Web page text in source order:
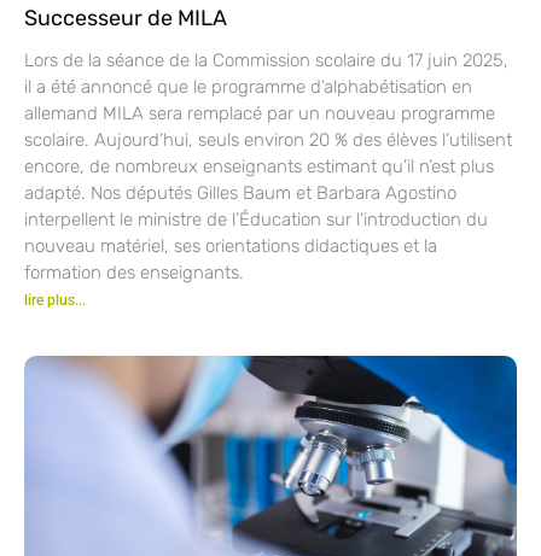
Successeur de MILA
Lors de la séance de la Commission scolaire du 17 juin 2025,
il a été annoncé que le programme d’alphabétisation en
allemand MILA sera remplacé par un nouveau programme
scolaire. Aujourd’hui, seuls environ 20 % des élèves l’utilisent
encore, de nombreux enseignants estimant qu’il n’est plus
adapté. Nos députés Gilles Baum et Barbara Agostino
interpellent le ministre de l’Éducation sur l’introduction du
nouveau matériel, ses orientations didactiques et la
formation des enseignants.
lire plus...